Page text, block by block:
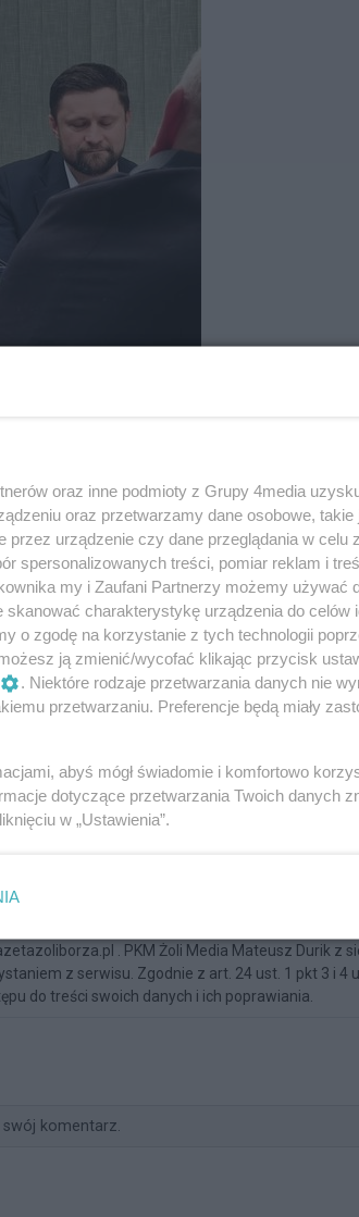
. PKM Żoli Media Mateusz Durik z
z serwisu. Zgodnie z art. 24 ust. 1 pkt 3 i 4
do treści swoich danych i ich poprawiania.
komentarz.
oraz inne podmioty z Grupy 4media
oraz przetwarzamy dane osobowe, takie
przez urządzenie czy dane przeglądania w celu
spersonalizowanych treści, pomiar reklam i
my i Zaufani Partnerzy możemy używać
charakterystykę urządzenia do celów
o zgodę na korzystanie z tych technologii
ją zmienić/wycofać klikając przycisk
. Niektóre rodzaje przetwarzania danych nie
przetwarzaniu. Preferencje będą miały
abyś mógł świadomie i komfortowo
dotyczące przetwarzania Twoich danych
w „Ustawienia”.